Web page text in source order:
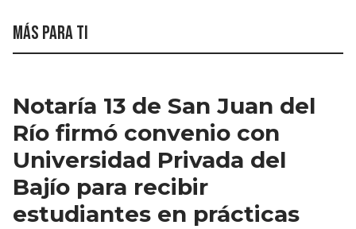
Más para ti
Notaría 13 de San Juan del
Río firmó convenio con
Universidad Privada del
Bajío para recibir
estudiantes en prácticas